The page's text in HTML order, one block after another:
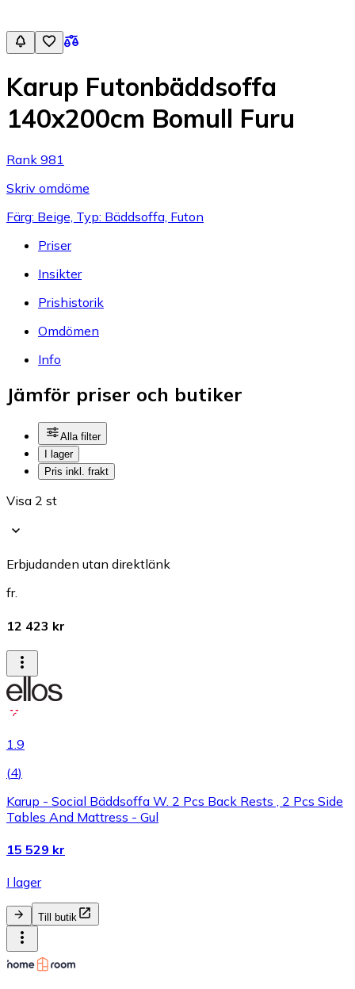
Karup Futonbäddsoffa
140x200cm Bomull Furu
Rank 981
Skriv omdöme
Färg: Beige, Typ: Bäddsoffa, Futon
Priser
Insikter
Prishistorik
Omdömen
Info
Jämför priser och butiker
Alla filter
I lager
Pris inkl. frakt
Visa 2 st
Erbjudanden utan direktlänk
fr.
12 423 kr
1.9
(4)
Karup - Social Bäddsoffa W. 2 Pcs Back Rests , 2 Pcs Side
Tables And Mattress - Gul
15 529 kr
I lager
Till butik